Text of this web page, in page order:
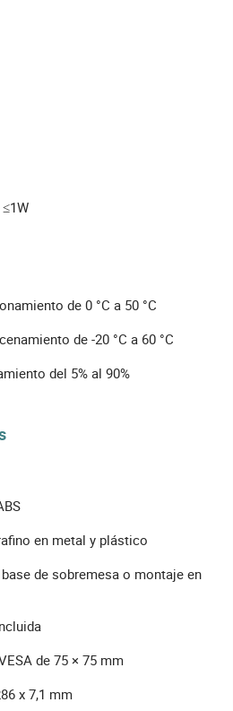
de 0 °C a 50 °C
de -20 °C a 60 °C
del 5% al 90%
en metal y plástico
de sobremesa o montaje en
de 75 × 75 mm
x 7,1 mm